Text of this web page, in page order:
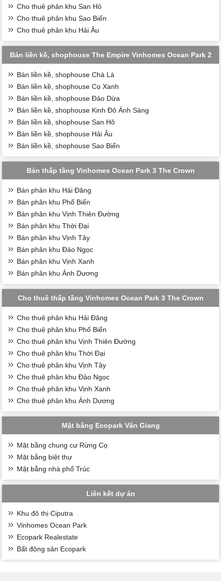
Cho thuê phân khu San Hô
Cho thuê phân khu Sao Biển
Cho thuê phân khu Hải Âu
Bán liền kề, shophouse The Empire Vinhomes Ocean Park 2
Bán liền kề, shophouse Chà Là
Bán liền kề, shophouse Cọ Xanh
Bán liền kề, shophouse Đảo Dừa
Bán liền kề, shophouse Kinh Đô Ánh Sáng
Bán liền kề, shophouse San Hô
Bán liền kề, shophouse Hải Âu
Bán liền kề, shophouse Sao Biển
Bán thấp tầng Vinhomes Ocean Park 3 The Crown
Bán phân khu Hải Đăng
Bán phân khu Phố Biển
Bán phân khu Vịnh Thiên Đường
Bán phân khu Thời Đại
Bán phân khu Vịnh Tây
Bán phân khu Đảo Ngọc
Bán phân khu Vịnh Xanh
Bán phân khu Ánh Dương
Cho thuê thấp tầng Vinhomes Ocean Park 3 The Crown
Cho thuê phân khu Hải Đăng
Cho thuê phân khu Phố Biển
Cho thuê phân khu Vịnh Thiên Đường
Cho thuê phân khu Thời Đại
Cho thuê phân khu Vịnh Tây
Cho thuê phân khu Đảo Ngọc
Cho thuê phân khu Vịnh Xanh
Cho thuê phân khu Ánh Dương
Mặt bằng Ecopark Văn Giang
Mặt bằng chung cư Rừng Cọ
Mặt bằng biệt thự
Mặt bằng nhà phố Trúc
Liên kết dự án
Khu đô thị Ciputra
Vinhomes Ocean Park
Ecopark Realestate
Bất động sản Ecopark